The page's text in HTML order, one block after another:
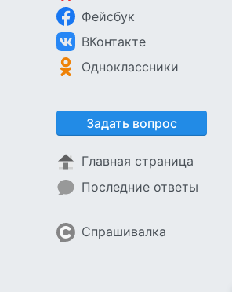
Фейсбук
ВКонтакте
Одноклассники
Задать вопрос
Главная страница
Последние ответы
Спрашивалка